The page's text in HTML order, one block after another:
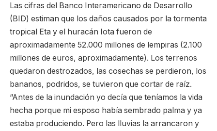
Las cifras del Banco Interamericano de Desarrollo
(BID) estiman que los daños causados por la tormenta
tropical Eta y el huracán Iota fueron de
aproximadamente 52.000 millones de lempiras (2.100
millones de euros, aproximadamente). Los terrenos
quedaron destrozados, las cosechas se perdieron, los
bananos, podridos, se tuvieron que cortar de raíz.
“Antes de la inundación yo decía que teníamos la vida
hecha porque mi esposo había sembrado palma y ya
estaba produciendo. Pero las lluvias la arrancaron y